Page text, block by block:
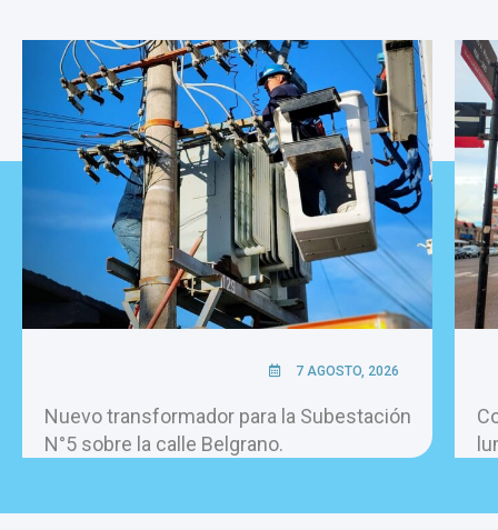
7 AGOSTO, 2026
Nuevo transformador para la Subestación
N°5 sobre la calle Belgrano.